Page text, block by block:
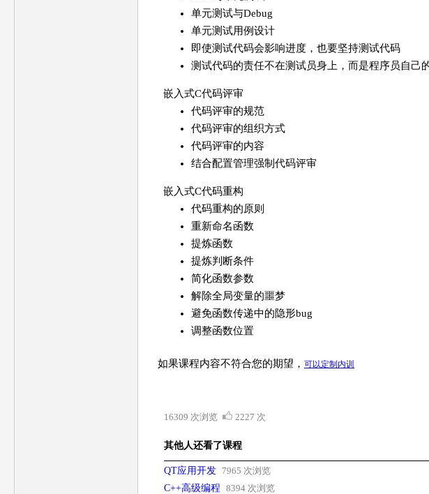
单元测试与Debug
单元测试用例设计
即使测试代码会影响进度，也要坚持测试代码
测试代码的责任不在测试员身上，而是程序员自己
嵌入式C代码评审
代码评审的规范
代码评审的组织方式
代码评审的内容
结合配置管理强制代码评审
嵌入式C代码重构
代码重构的原则
重新命名函数
提炼函数
提炼判断条件
简化函数参数
解除全局变量的噩梦
避免函数传递中的隐形bug
调整函数位置
如果课程内容不符合您的期望， 可以定制内训
16309 次浏览 2227 次
其他人还看了课程
QT应用开发 7965 次浏览
C++高级编程 8394 次浏览